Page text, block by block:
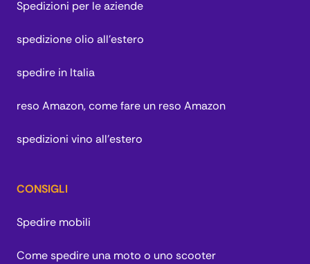
Spedizioni per le aziende
spedizione olio all'estero
spedire in Italia
reso Amazon, come fare un reso Amazon
spedizioni vino all'estero
CONSIGLI
Spedire mobili
Come spedire una moto o uno scooter